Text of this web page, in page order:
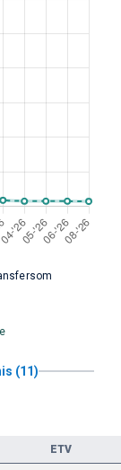
(11)
ETV